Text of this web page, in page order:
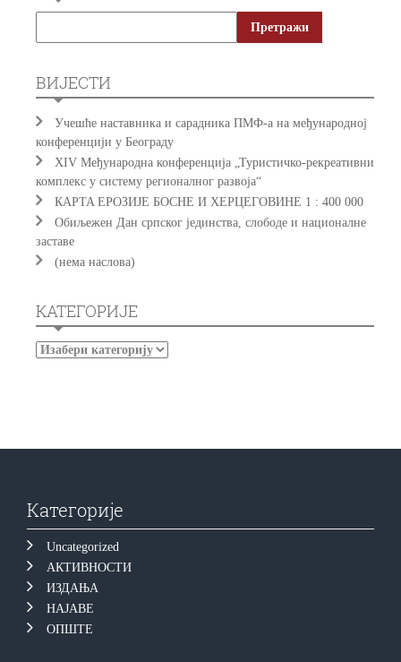
ВИЈЕСТИ
Учешће наставника и сарадника ПМФ-а на међународној
конференцији у Београду
XIV Међународна конференција „Туристичко-рекреативни
комплекс у систему регионалног развоја“
КAРTA EРOЗИJE БOСНE И ХEРЦEГOВИНE 1 : 400 000
Обиљежен Дан српског јединства, слободе и националне
заставе
(нема наслова)
КАТЕГОРИЈЕ
Категорије
Uncategorized
АКТИВНОСТИ
ИЗДАЊА
НАЈАВЕ
ОПШТЕ